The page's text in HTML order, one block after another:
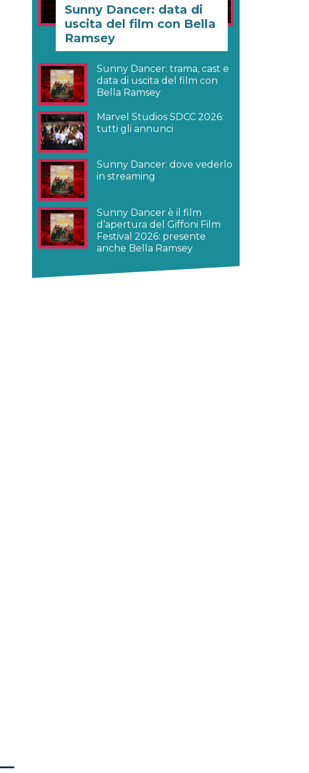
Sunny Dancer: data di
uscita del film con Bella
Ramsey
Sunny Dancer: trama, cast e
data di uscita del film con
Bella Ramsey
Marvel Studios SDCC 2026:
tutti gli annunci
Sunny Dancer: dove vederlo
in streaming
Sunny Dancer è il film
d’apertura del Giffoni Film
Festival 2026: presente
anche Bella Ramsey